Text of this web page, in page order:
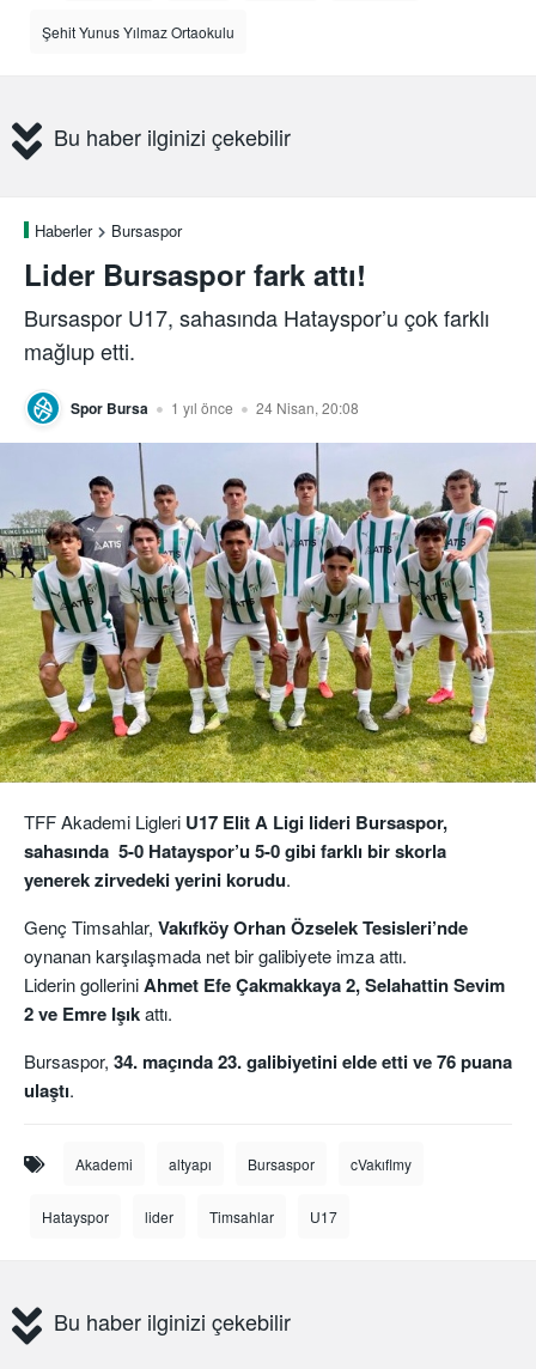
Şehit Yunus Yılmaz Ortaokulu
Bu haber ilginizi çekebilir
Haberler Bursaspor
Lider Bursaspor fark attı!
Bursaspor U17, sahasında Hatayspor’u çok farklı
mağlup etti.
Spor Bursa 1 yıl önce 24 Nisan, 20:08
TFF Akademi Ligleri U17 Elit A Ligi lideri Bursaspor,
sahasında 5-0 Hatayspor’u 5-0 gibi farklı bir skorla
yenerek zirvedeki yerini korudu.
Genç Timsahlar, Vakıfköy Orhan Özselek Tesisleri’nde
oynanan karşılaşmada net bir galibiyete imza attı.
Liderin golleriniAhmet Efe Çakmakkaya 2, Selahattin Sevim
2 ve Emre Işıkattı.
Bursaspor, 34. maçında 23. galibiyetini elde etti ve 76 puana
ulaştı.
Akademi altyapı Bursaspor cVakıflmy
Hatayspor lider Timsahlar U17
Bu haber ilginizi çekebilir